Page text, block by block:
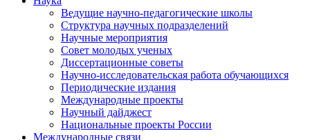
Ведущие научно-педагогические школы
Структура научных подразделений
Научные мероприятия
Совет молодых ученых
Диссертационные советы
Научно-исследовательская работа обучающихся
Периодические издания
Международные проекты
Научный дайджест
Национальные проекты России
Международные связи